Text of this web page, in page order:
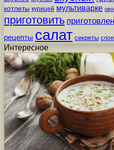
котлеты курицей мультиварке
приготовить
рецепты салат секреты
Интересное